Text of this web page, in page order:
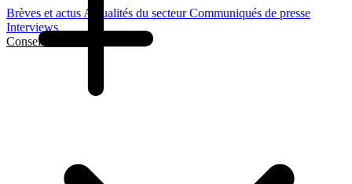
Brèves et actus Actualités du secteurCommuniqués de presse
Interviews
Conseils et Guides